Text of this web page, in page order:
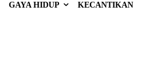
GAYA HIDUP KECANTIKAN